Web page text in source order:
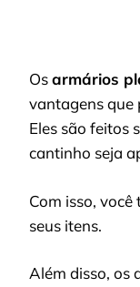
Osarmários
vantagens que
Eles são feitos
cantinho seja
Com isso,
seus itens.
Além disso, os